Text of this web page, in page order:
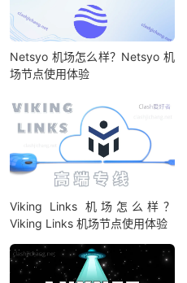
Netsyo 机场怎么样？Netsyo 机
场节点使用体验
Viking Links 机场怎么样？
Viking Links 机场节点使用体验